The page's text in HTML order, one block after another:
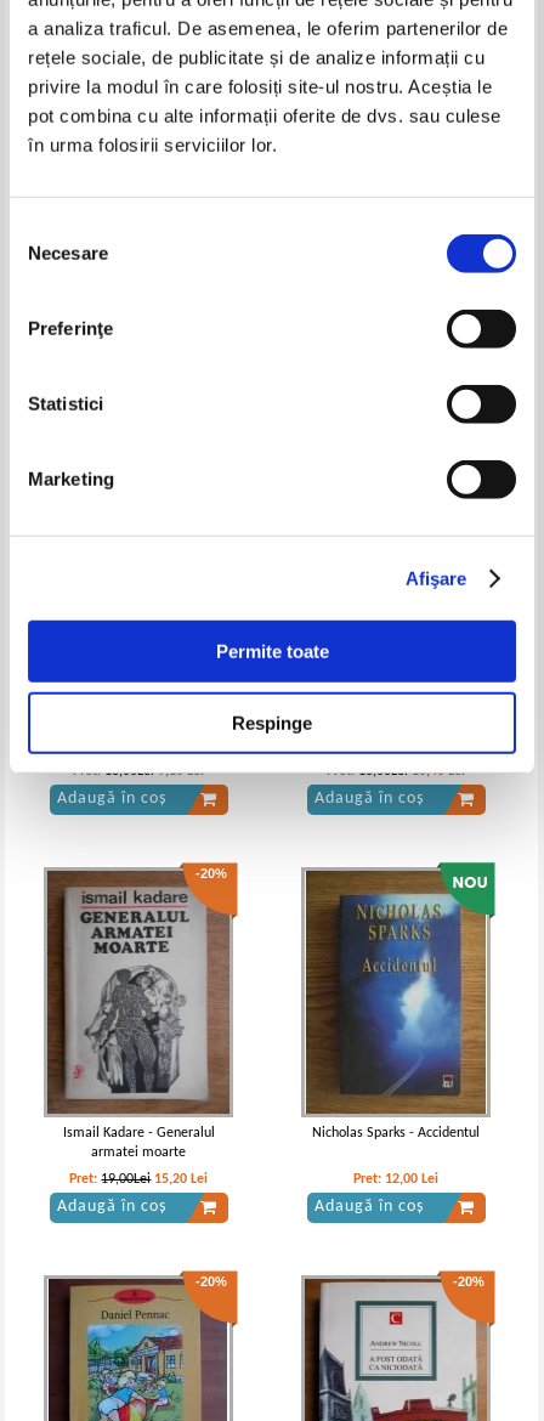
a analiza traficul. De asemenea, le oferim partenerilor de
rețele sociale, de publicitate și de analize informații cu
privire la modul în care folosiți site-ul nostru. Aceștia le
pot combina cu alte informații oferite de dvs. sau culese
în urma folosirii serviciilor lor.
consimțământului
Necesare
Preferinţe
Statistici
Marketing
Afişare
Permite toate
Respinge
James Clavell - Changi
James Clavell - Changi (Adevarul de
-35% -20%
Carlos Fuentes - Jiltul vulturului
Pret:13,00Lei 9,10 Lei
Adaugă în coș
-35%
Pret:16,00Lei 10,40 Lei
Adaugă în coș
-20%
Ismail Kadare - Generalul
armatei moarte
Pret:19,00Lei 15,20 Lei
Adaugă în coș
Nicholas Sparks - Accidentul
Pret: 12,00 Lei
Adaugă în coș
-20% -20%